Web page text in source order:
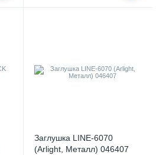
Заглушка LINE-6070
(Arlight, Металл) 046407